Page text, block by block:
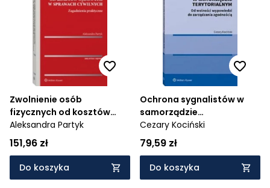
Zwolnienie osób
fizycznych od kosztów
sądowych w sprawach
cywilnych. Zagadnienia
praktyczne
Aleksandra Partyk
151,96 zł
Do koszyka
Ochrona sygnalistów w
samorządzie
terytorialnym. Od wolności
wypowiedzi do
zarządzania zgodnością
Cezary Kociński
79,59 zł
Do koszyka